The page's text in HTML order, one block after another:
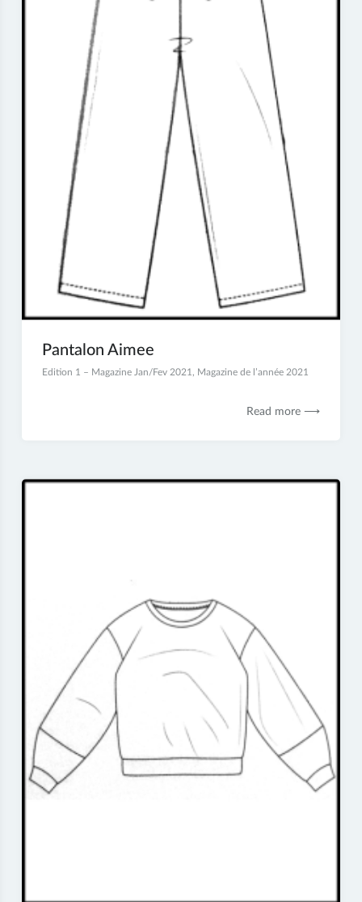
Pantalon Aimee
5
Edition 1 – Magazine Jan/Fev 2021 Magazine de l’année 2021
Read more ⟶